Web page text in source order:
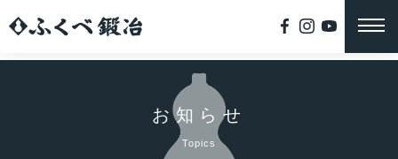
お知らせ
Topics